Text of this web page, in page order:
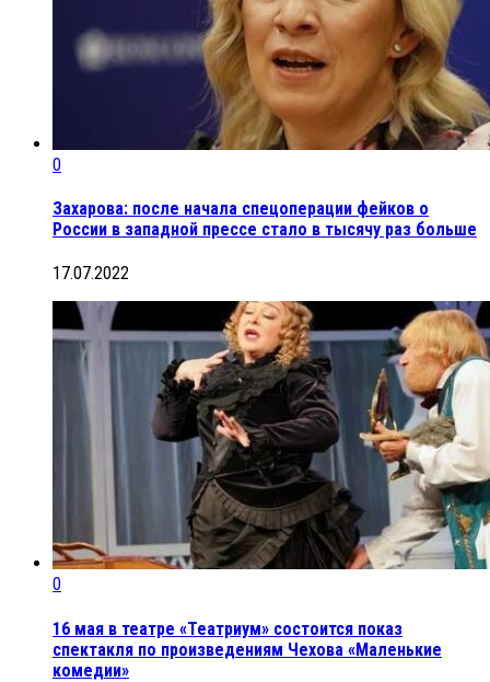
0
Захарова: после начала спецоперации фейков о
России в западной прессе стало в тысячу раз больше
17.07.2022
0
16 мая в театре «Театриум» состоится показ
спектакля по произведениям Чехова «Маленькие
комедии»